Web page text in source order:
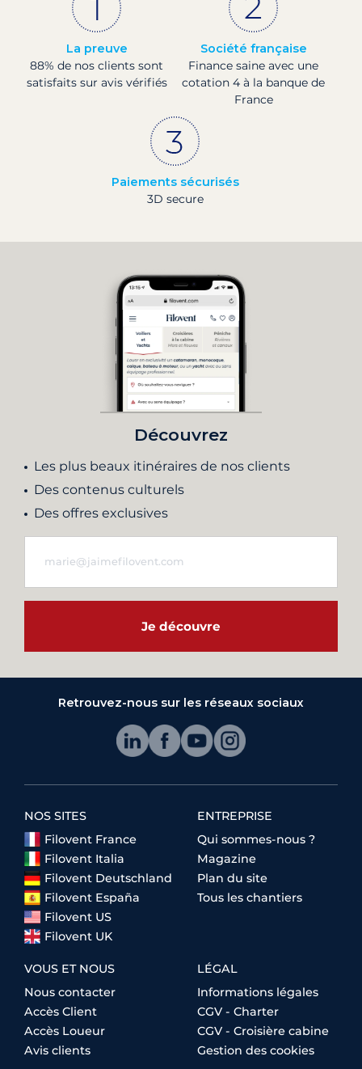
La preuve
88% de nos clients sont
satisfaits sur avis vérifiés
Société française
Finance saine avec une
cotation 4 à la banque de
France
Paiements sécurisés
3D secure
Découvrez
Les plus beaux itinéraires de nos clients
Des contenus culturels
Des offres exclusives
Je découvre
Retrouvez-nous sur les réseaux sociaux
NOS SITES
Filovent France
Filovent Italia
Filovent Deutschland
Filovent España
Filovent US
Filovent UK
ENTREPRISE
Qui sommes-nous ?
Magazine
Plan du site
Tous les chantiers
VOUS ET NOUS
Nous contacter
Accès Client
Accès Loueur
Avis clients
LÉGAL
Informations légales
CGV - Charter
CGV - Croisière cabine
Gestion des cookies